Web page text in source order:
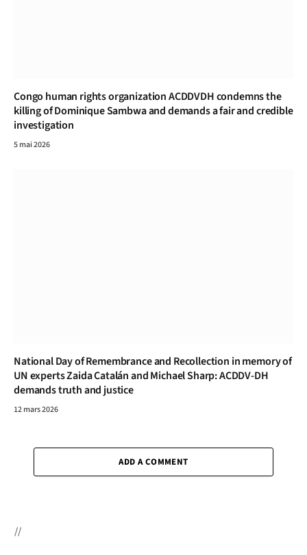
Congo human rights organization ACDDVDH condemns the
killing of Dominique Sambwa and demands a fair and credible
investigation
5 mai 2026
National Day of Remembrance and Recollection in memory of
UN experts Zaida Catalán and Michael Sharp: ACDDV-DH
demands truth and justice
12 mars 2026
ADD A COMMENT
//